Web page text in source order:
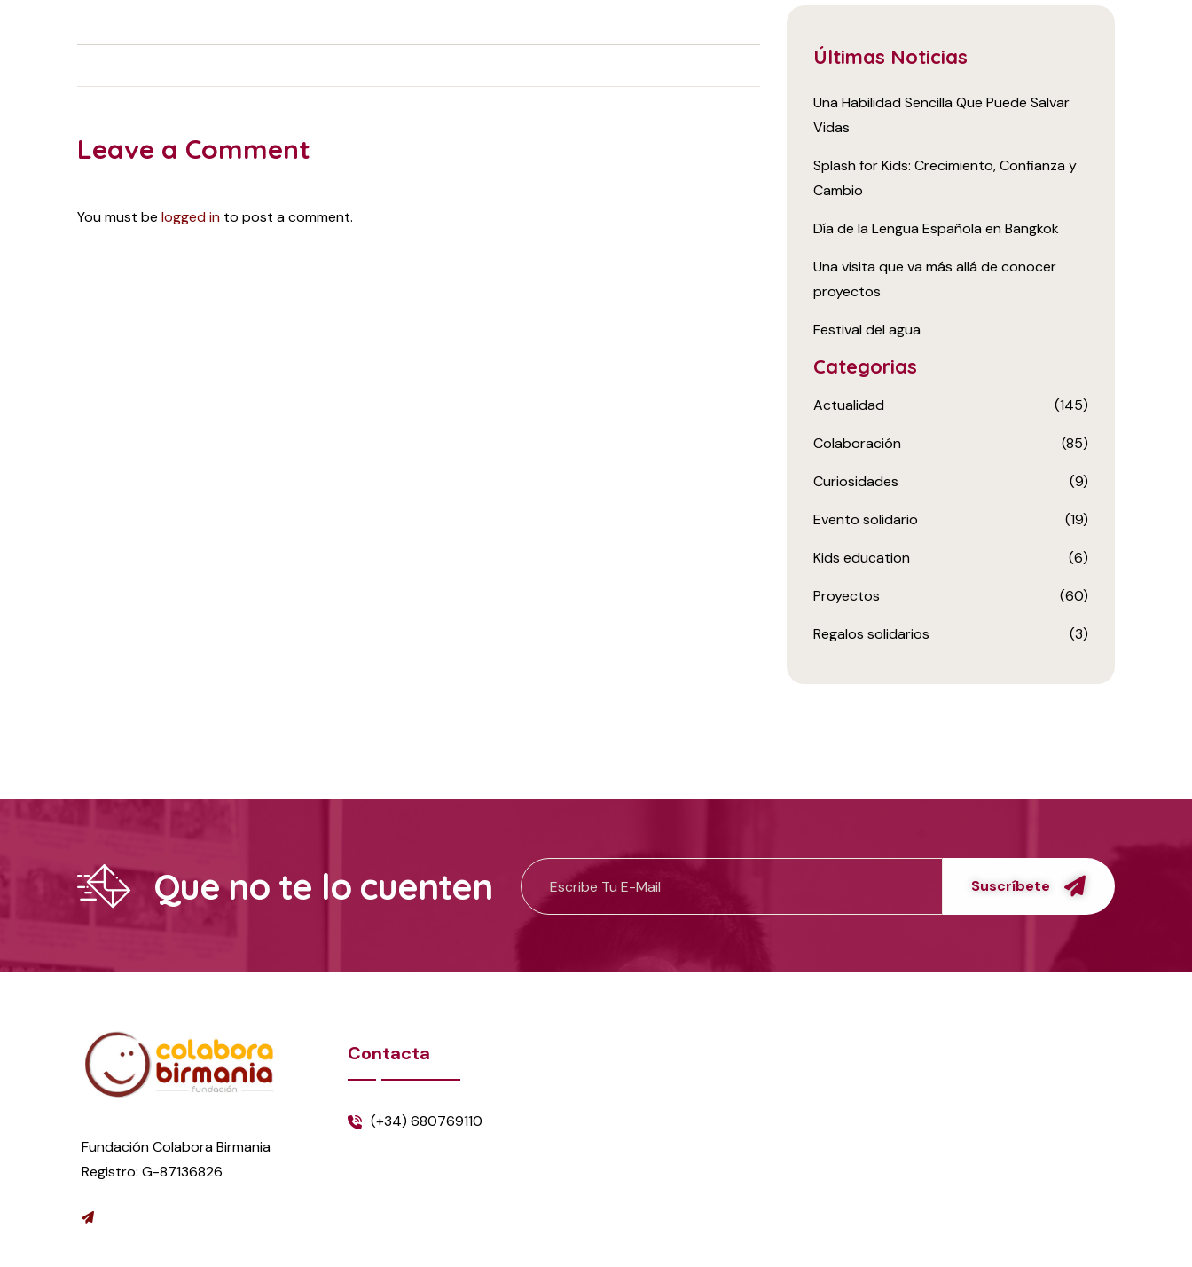
Leave a Comment
You must be logged in to post a comment.
Últimas Noticias
Una Habilidad Sencilla Que Puede Salvar
Vidas
Splash for Kids: Crecimiento, Confianza y
Cambio
Día de la Lengua Española en Bangkok
Una visita que va más allá de conocer
proyectos
Festival del agua
Categorias
Actualidad (145)
Colaboración (85)
Curiosidades (9)
Evento solidario (19)
Kids education (6)
Proyectos (60)
Regalos solidarios (3)
Que no te lo cuenten Suscríbete
Fundación Colabora Birmania
Registro: G-87136826
Contacta
(+34) 680769110